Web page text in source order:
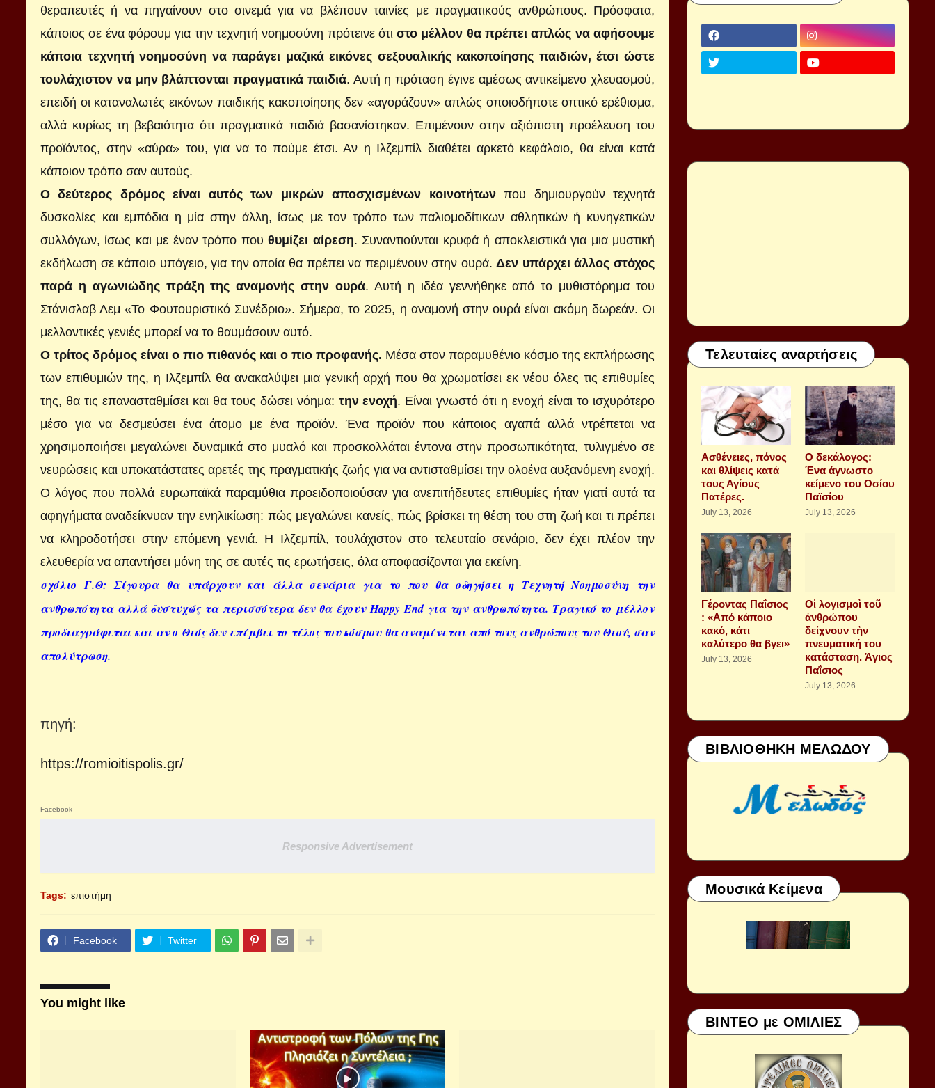
θεραπευτές ή να πηγαίνουν στο σινεμά για να βλέπουν ταινίες με πραγματικούς ανθρώπους. Πρόσφατα,
κάποιος σε ένα φόρουμ για την τεχνητή νοημοσύνη πρότεινε ότιστο μέλλον θα πρέπει απλώς να αφήσουμε
κάποια τεχνητή νοημοσύνη να παράγει μαζικά εικόνες σεξουαλικής κακοποίησης παιδιών, έτσι ώστε
τουλάχιστον να μην βλάπτονται πραγματικά παιδιά. Αυτή η πρόταση έγινε αμέσως αντικείμενο χλευασμού,
επειδή οι καταναλωτές εικόνων παιδικής κακοποίησης δεν «αγοράζουν» απλώς οποιοδήποτε οπτικό ερέθισμα,
αλλά κυρίως τη βεβαιότητα ότι πραγματικά παιδιά βασανίστηκαν. Επιμένουν στην αξιόπιστη προέλευση του
προϊόντος, στην «αύρα» του, για να το πούμε έτσι. Αν η Ιλζεμπίλ διαθέτει αρκετό κεφάλαιο, θα είναι κατά
κάποιον τρόπο σαν αυτούς.
Ο δεύτερος δρόμος είναι αυτός των μικρών αποσχισμένων κοινοτήτωνπου δημιουργούν τεχνητά
δυσκολίες και εμπόδια η μία στην άλλη, ίσως με τον τρόπο των παλιομοδίτικων αθλητικών ή κυνηγετικών
συλλόγων, ίσως και με έναν τρόπο που θυμίζει αίρεση. Συναντιούνται κρυφά ή αποκλειστικά για μια μυστική
εκδήλωση σε κάποιο υπόγειο, για την οποία θα πρέπει να περιμένουν στην ουρά. Δεν υπάρχει άλλος στόχος
παρά η αγωνιώδης πράξη της αναμονής στην ουρά. Αυτή η ιδέα γεννήθηκε από το μυθιστόρημα του
Στάνισλαβ Λεμ «Το Φουτουριστικό Συνέδριο». Σήμερα, το 2025, η αναμονή στην ουρά είναι ακόμη δωρεάν. Οι
μελλοντικές γενιές μπορεί να το θαυμάσουν αυτό.
Ο τρίτος δρόμος είναι ο πιο πιθανός και ο πιο προφανής. Μέσα στον παραμυθένιο κόσμο της εκπλήρωσης
των επιθυμιών της, η Ιλζεμπίλ θα ανακαλύψει μια γενική αρχή που θα χρωματίσει εκ νέου όλες τις επιθυμίες
της, θα τις επανασταθμίσει και θα τους δώσει νόημα: την ενοχή. Είναι γνωστό ότι η ενοχή είναι το ισχυρότερο
μέσο για να δεσμεύσει ένα άτομο με ένα προϊόν. Ένα προϊόν που κάποιος αγαπά αλλά ντρέπεται να
χρησιμοποιήσει μεγαλώνει δυναμικά στο μυαλό και προσκολλάται έντονα στην προσωπικότητα, τυλιγμένο σε
νευρώσεις και υποκατάστατες αρετές της πραγματικής ζωής για να αντισταθμίσει την ολοένα αυξανόμενη ενοχή.
Ο λόγος που πολλά ευρωπαϊκά παραμύθια προειδοποιούσαν για ανεπιτήδευτες επιθυμίες ήταν γιατί αυτά τα
αφηγήματα αναδείκνυαν την ενηλικίωση: πώς μεγαλώνει κανείς, πώς βρίσκει τη θέση του στη ζωή και τι πρέπει
να κληροδοτήσει στην επόμενη γενιά. Η Ιλζεμπίλ, τουλάχιστον στο τελευταίο σενάριο, δεν έχει πλέον την
ελευθερία να απαντήσει μόνη της σε αυτές τις ερωτήσεις, όλα αποφασίζονται για εκείνη.
σχόλιο Γ.Θ: Σίγουρα θα υπάρχουν και άλλα σενάρια για το που θα οδηγήσει η Τεχνητή Νοημοσύνη την
ανθρωπότητα αλλά δυστυχώς τα περισσότερα δεν θα έχουν Happy End για την ανθρωπότητα. Τραγικό το μέλλον
προδιαγράφεται και αν ο Θεός δεν επέμβει το τέλος του κόσμου θα αναμένεται από τους ανθρώπους του Θεού, σαν
απολύτρωση.
πηγή:
https://romioitispolis.gr/
Facebook
Responsive Advertisement
Tags: επιστήμη
Facebook Twitter
You might like
Τελευταίες αναρτήσεις
Aσθένειες, πόνος
και θλίψεις κατά
τους Αγίους
Πατέρες.
July 13, 2026
Ο δεκάλογος:
Ένα άγνωστο
κείμενο του Οσίου
Παϊσίου
July 13, 2026
Γέροντας Παΐσιος
: «Από κάποιο
κακό, κάτι
καλύτερο θα βγει»
July 13, 2026
Οἱ λογισμοὶ τοῦ
ἀνθρώπου
δείχνουν τὴν
πνευματική του
κατάσταση. Ἁγιος
Παΐσιος
July 13, 2026
ΒΙΒΛΙΟΘΗΚΗ ΜΕΛΩΔΟΥ
Μουσικά Κείμενα
ΒΙΝΤΕΟ με ΟΜΙΛΙΕΣ